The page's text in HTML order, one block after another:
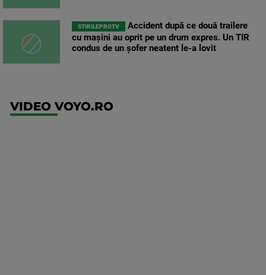
STIRILEPROTV
Accident după ce două trailere
cu mașini au oprit pe un drum expres. Un TIR
condus de un șofer neatent le-a lovit
VIDEO VOYO.RO